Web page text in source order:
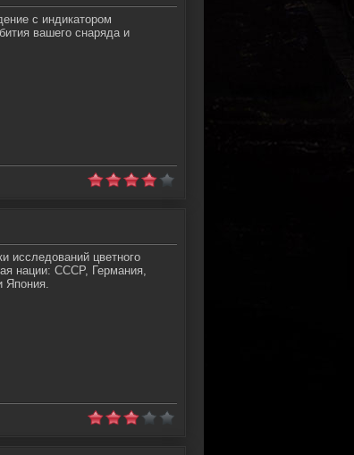
с индикатором
вашего снаряда и
исследований цветного
нации: СССР, Германия,
Япония.